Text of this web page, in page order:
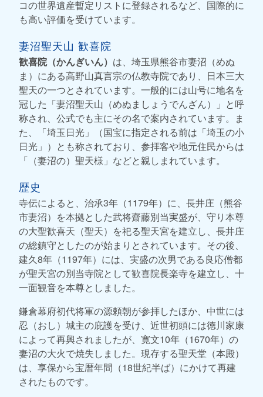
コの世界遺産暫定リストに登録されるなど、国際的に
も高い評価を受けています。
妻沼聖天山 歓喜院
歓喜院（かんぎいん） は、埼玉県熊谷市妻沼（めぬ
ま）にある高野山真言宗の仏教寺院であり、日本三大
聖天の一つとされています。一般的には山号に地名を
冠した「妻沼聖天山（めぬましょうでんざん）」と呼
称され、公式でも主にその名で案内されています。ま
た、「埼玉日光」（国宝に指定される前は「埼玉の小
日光」）とも称されており、参拝客や地元住民からは
「（妻沼の）聖天様」などと親しまれています。
歴史
寺伝によると、治承3年（1179年）に、長井庄（熊谷
市妻沼）を本拠とした武将齋藤別当実盛が、守り本尊
の大聖歓喜天（聖天）を祀る聖天宮を建立し、長井庄
の総鎮守としたのが始まりとされています。その後、
建久8年（1197年）には、実盛の次男である良応僧都
が聖天宮の別当寺院として歓喜院長楽寺を建立し、十
一面観音を本尊としました。
鎌倉幕府初代将軍の源頼朝が参拝したほか、中世には
忍（おし）城主の庇護を受け、近世初頭には徳川家康
によって再興されましたが、寛文10年（1670年）の
妻沼の大火で焼失しました。現存する聖天堂（本殿）
は、享保から宝暦年間（18世紀半ば）にかけて再建
されたものです。